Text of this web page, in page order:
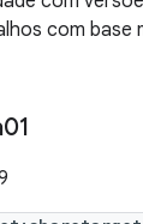
com base